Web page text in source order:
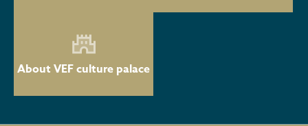
About VEF culture palace